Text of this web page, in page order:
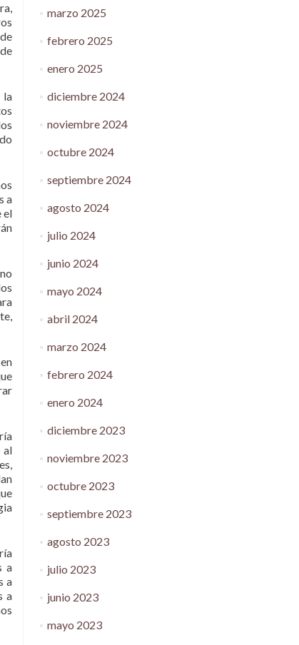
la
a
el
al
a
a
a
marzo 2025
febrero 2025
enero 2025
diciembre 2024
noviembre 2024
octubre 2024
septiembre 2024
agosto 2024
julio 2024
junio 2024
mayo 2024
abril 2024
marzo 2024
febrero 2024
enero 2024
diciembre 2023
noviembre 2023
octubre 2023
septiembre 2023
agosto 2023
julio 2023
junio 2023
mayo 2023